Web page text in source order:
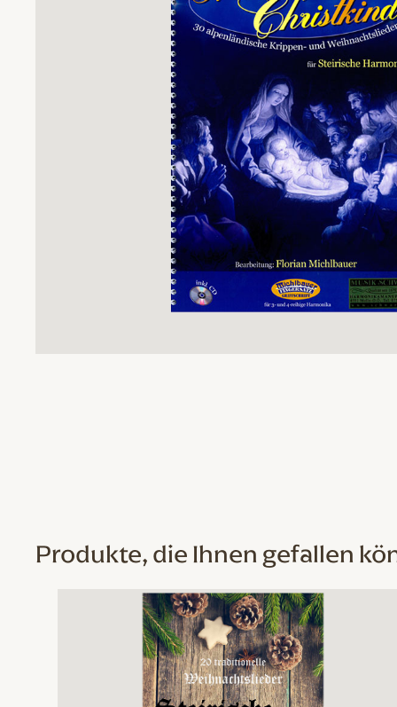
Produkte, die Ihnen gefallen